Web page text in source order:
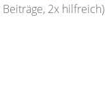
Beiträge, 2x hilfreich)